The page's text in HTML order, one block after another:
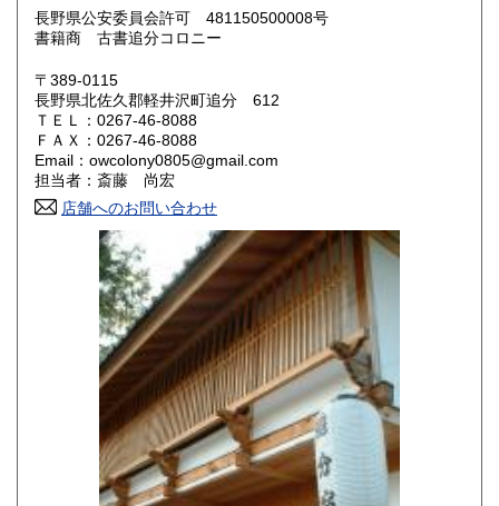
鳥取県 600円 島根県
岡山県
山口県 600円
香川県 600円 愛媛県
高知県 600円
600円 長崎県
600円 大分県
600円 鹿児島県
600円
長野県公安委員会許可 481150500008号
書籍商 古書追分コロニー
〒389-0115
長野県北佐久郡軽井沢町追分 612
ＴＥＬ：0267-46-8088
ＦＡＸ：0267-46-8088
Email：owcolony0805@gmail.com
担当者：斎藤 尚宏
店舗へのお問い合わせ